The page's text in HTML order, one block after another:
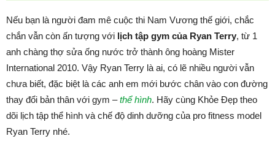
Nếu bạn là người đam mê cuộc thi Nam Vương thế giới, chắc
chắn vẫn còn ấn tượng với lịch tập gym của Ryan Terry, từ 1
anh chàng thợ sửa ống nước trở thành ông hoàng Mister
International 2010. Vậy Ryan Terry là ai, có lẽ nhiều người vẫn
chưa biết, đặc biệt là các anh em mới bước chân vào con đường
thay đổi bản thân với gym –thể hình. Hãy cùng Khỏe Đẹp theo
dõi lịch tập thể hình và chế độ dinh dưỡng của pro fitness model
Ryan Terry nhé.